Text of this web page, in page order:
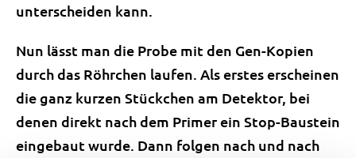
unterscheiden kann.
Nun lässt man die Probe mit den Gen-Kopien
durch das Röhrchen laufen. Als erstes erscheinen
die ganz kurzen Stückchen am Detektor, bei
denen direkt nach dem Primer ein Stop-Baustein
eingebaut wurde. Dann folgen nach und nach